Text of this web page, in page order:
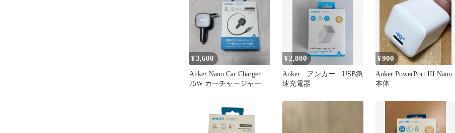
¥3,600
Anker Nano Car Charger
75W カーチャージャー
¥ 2,800
Anker アンカー USB急
速充電器
¥900
Anker PowerPort III Nano
本体